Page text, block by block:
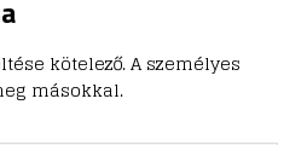
kötelező. A személyes
másokkal.